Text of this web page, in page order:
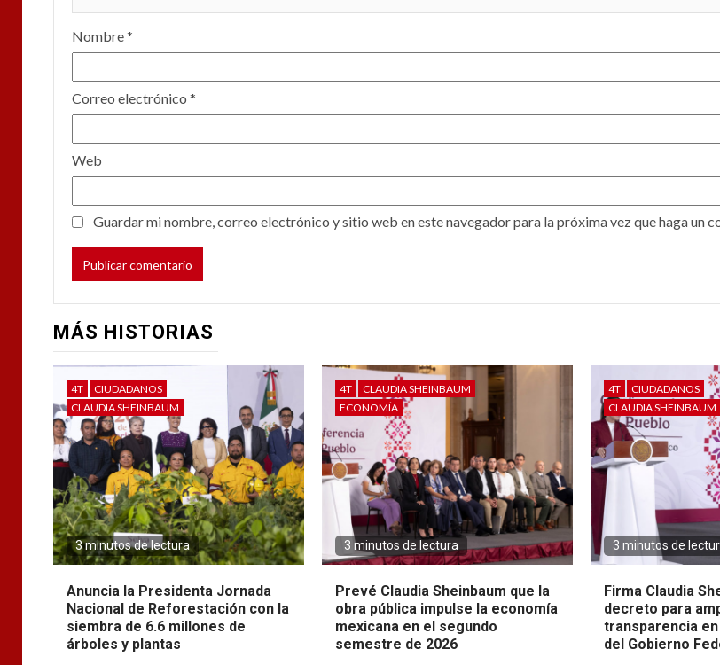
Nombre*
Correo electrónico *
Web
Guardar mi nombre, correo electrónico y sitio web en este navegador para la próxima vez que haga un
MÁS HISTORIAS
4T
CIUDADANOS
CLAUDIA SHEINBAUM
3 minutos de lectura
Anuncia la Presidenta Jornada
Nacional de Reforestación con la
siembra de 6.6 millones de
árboles y plantas
4T
CLAUDIA SHEINBAUM
ECONOMÍA
3 minutos de lectura
Prevé Claudia Sheinbaum que la
obra pública impulse la economía
mexicana en el segundo
semestre de 2026
4T
CIUDADANOS
CLAUDIA SHEINBAUM
3 minutos de
Firma Claudia
decreto para
transparencia
del Gobierno